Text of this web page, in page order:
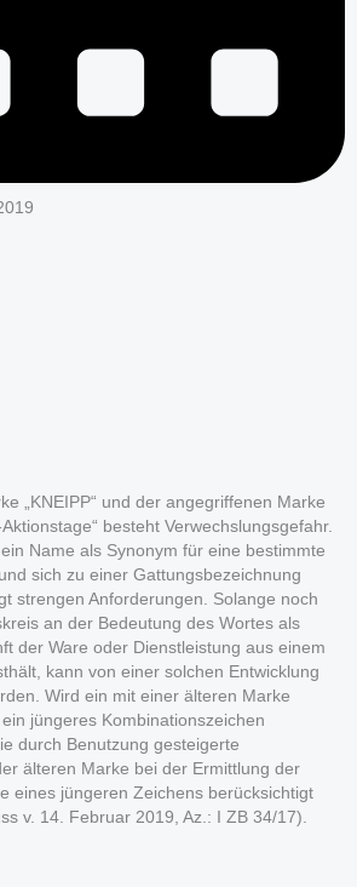
„KNEIPP“ und der angegriffenen Marke
Aktionstage“ besteht Verwechslungsgefahr.
Name als Synonym für eine bestimmte
sich zu einer Gattungsbezeichnung
strengen Anforderungen. Solange noch
an der Bedeutung des Wortes als
der Ware oder Dienstleistung aus einem
kann von einer solchen Entwicklung
Wird ein mit einer älteren Marke
jüngeres Kombinationszeichen
durch Benutzung gesteigerte
älteren Marke bei der Ermittlung der
eines jüngeren Zeichens berücksichtigt
v. 14. Februar 2019, Az.: I ZB 34/17).